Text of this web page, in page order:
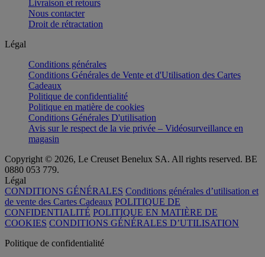
Livraison et retours
Nous contacter
Droit de rétractation
Légal
Conditions générales
Conditions Générales de Vente et d'Utilisation des Cartes
Cadeaux
Politique de confidentialité
Politique en matière de cookies
Conditions Générales D'utilisation
Avis sur le respect de la vie privée – Vidéosurveillance en
magasin
Copyright © 2026, Le Creuset Benelux SA. All rights reserved. BE
0880 053 779.
Légal
CONDITIONS GÉNÉRALES Conditions générales d’utilisation et
de vente des Cartes Cadeaux POLITIQUE DE
CONFIDENTIALITÉ POLITIQUE EN MATIÈRE DE
COOKIES CONDITIONS GÉNÉRALES D’UTILISATION
Politique de confidentialité